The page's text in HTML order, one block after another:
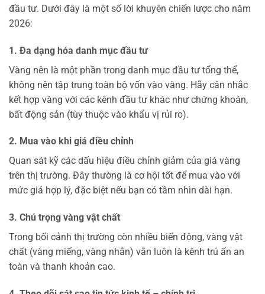
đầu tư. Dưới đây là một số lời khuyên chiến lược cho năm
2026:
1. Đa dạng hóa danh mục đầu tư
Vàng nên là một phần trong danh mục đầu tư tổng thể,
không nên tập trung toàn bộ vốn vào vàng. Hãy cân nhắc
kết hợp vàng với các kênh đầu tư khác như chứng khoán,
bất động sản (tùy thuộc vào khẩu vị rủi ro).
2. Mua vào khi giá điều chỉnh
Quan sát kỹ các dấu hiệu điều chỉnh giảm của giá vàng
trên thị trường. Đây thường là cơ hội tốt để mua vào với
mức giá hợp lý, đặc biệt nếu bạn có tầm nhìn dài hạn.
3. Chú trọng vàng vật chất
Trong bối cảnh thị trường còn nhiều biến động, vàng vật
chất (vàng miếng, vàng nhẫn) vẫn luôn là kênh trú ẩn an
toàn và thanh khoản cao.